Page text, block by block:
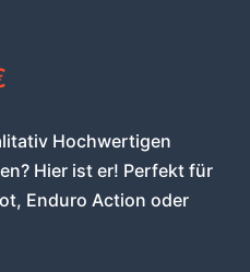
Hochwertigen
Hier ist er! Perfekt für
Enduro Action oder